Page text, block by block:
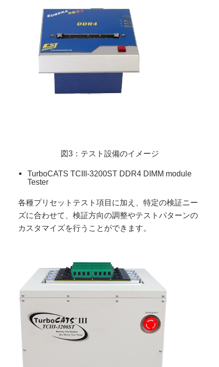
図3：テスト設備のイメージ
TurboCATS TCIII-3200ST DDR4 DIMM module
Tester
各種プリセットテスト項目に加え、特定の検証ニー
ズに合わせて、検証方向の調整やテストパターンの
カスタマイズを行うことができます。